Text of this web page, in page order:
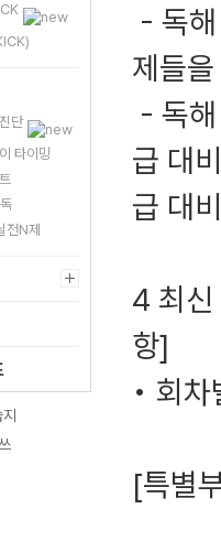
단
타이밍
전N제
- 독
제들
- 독
급 대
급 대
4 최
항]
• 회
[특별